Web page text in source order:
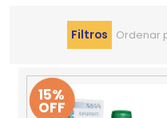
Filtros Ordenar
15%
OFF